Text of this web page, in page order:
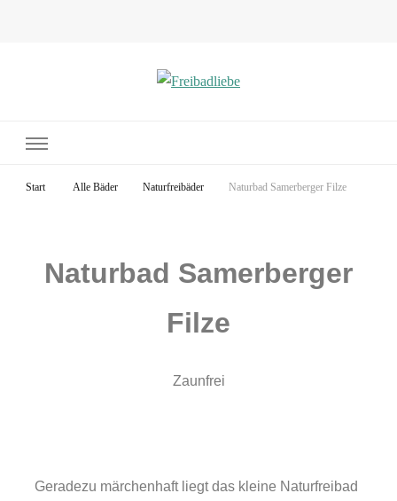
Start Alle Bäder Naturfreibäder Naturbad Samerberger Filze
Naturbad Samerberger
Filze
Zaunfrei
Geradezu märchenhaft liegt das kleine Naturfreibad